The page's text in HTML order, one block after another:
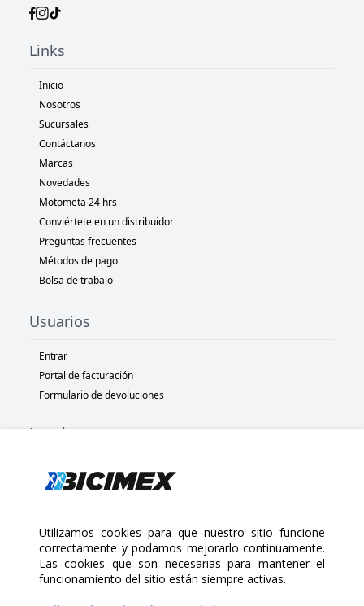
$5.00
Links
Inicio
Nosotros
Sucursales
Contáctanos
Marcas
Novedades
Motometa 24 hrs
Conviértete en un distribuidor
Preguntas frecuentes
Métodos de pago
Bolsa de trabajo
Usuarios
Entrar
Portal de facturación
Formulario de devoluciones
Legal
Políticas de privacidad
Políticas de devolución
Copyright 2025 Bicimex®. All rights reserved. Today is Jueves,
Agosto 6, 2026
Utilizamos cookies para que nuestro sitio funcione
correctamente y podamos mejorarlo continuamente.
Las cookies que son necesarias para mantener el
funcionamiento del sitio están siempre activas.